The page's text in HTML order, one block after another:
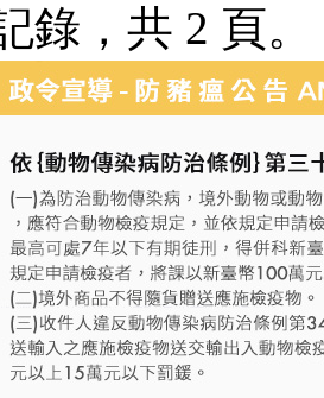
錄，共 2 頁。